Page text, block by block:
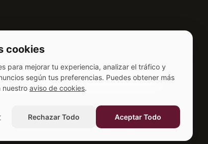
cookies
para mejorar tu experiencia, analizar el tráfico y
según tus preferencias. Puedes obtener más
nuestro aviso de cookies.
Rechazar Todo Aceptar Todo